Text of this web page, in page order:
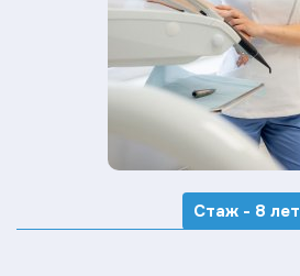
Стаж - 8 лет